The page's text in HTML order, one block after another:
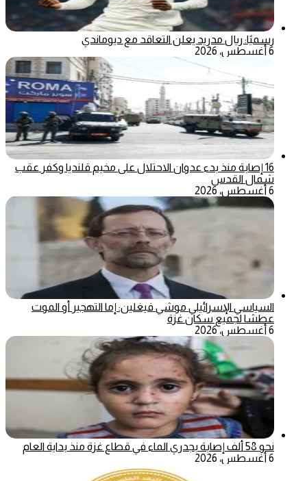
رسميًا: ريال مدريد يعلن التعاقد مع ديوماندي
6 أغسطس، 2026
16 إصابة منذ بدء عدوان الاحتلال على مخيم قلنديا وكفر عقب
شمال القدس
6 أغسطس، 2026
السياسي الإسرائيلي موشي فيغلين: إما التهجير أو الموت
عطشا لجميع سكان غزة
6 أغسطس، 2026
نحو 58 ألف إصابة بجدري الماء في قطاع غزة منذ بداية العام
6 أغسطس، 2026